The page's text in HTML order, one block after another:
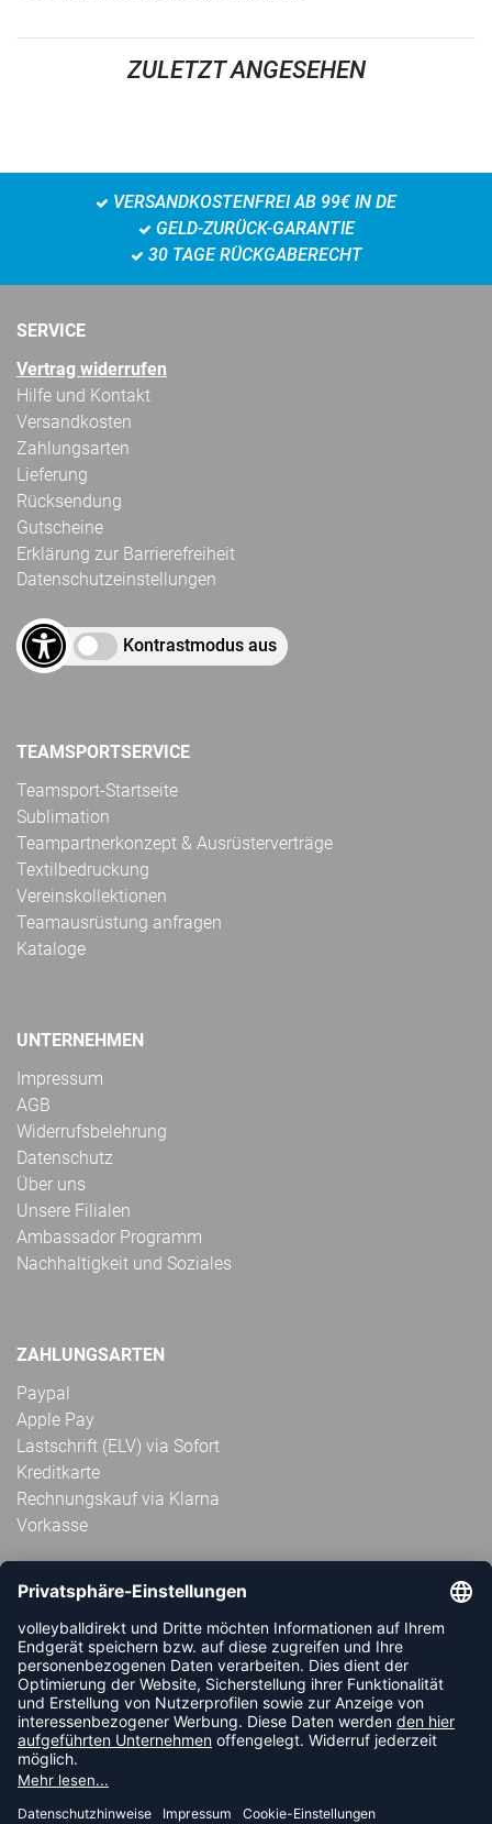
ZULETZT ANGESEHEN
VERSANDKOSTENFREI AB 99€ IN DE
GELD-ZURÜCK-GARANTIE
30 TAGE RÜCKGABERECHT
SERVICE
Vertrag widerrufen
Hilfe und Kontakt
Versandkosten
Zahlungsarten
Lieferung
Rücksendung
Gutscheine
Erklärung zur Barrierefreiheit
Datenschutzeinstellungen
Kontrastmodus aus
TEAMSPORTSERVICE
Teamsport-Startseite
Sublimation
Teampartnerkonzept & Ausrüsterverträge
Textilbedruckung
Vereinskollektionen
Teamausrüstung anfragen
Kataloge
UNTERNEHMEN
Impressum
AGB
Widerrufsbelehrung
Datenschutz
Über uns
Unsere Filialen
Ambassador Programm
Nachhaltigkeit und Soziales
ZAHLUNGSARTEN
Paypal
Apple Pay
Lastschrift (ELV) via Sofort
Kreditkarte
Rechnungskauf via Klarna
Vorkasse
ABONNIERE JETZT DEN KOSTENLOSEN
VOLLEYBALLDIREKT-NEWSLETTER UND VERPASSE KEINE
NEUIGKEIT ODER AKTION MEHR.
JETZT ANMELDEN